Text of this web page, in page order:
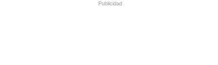
Publicidad